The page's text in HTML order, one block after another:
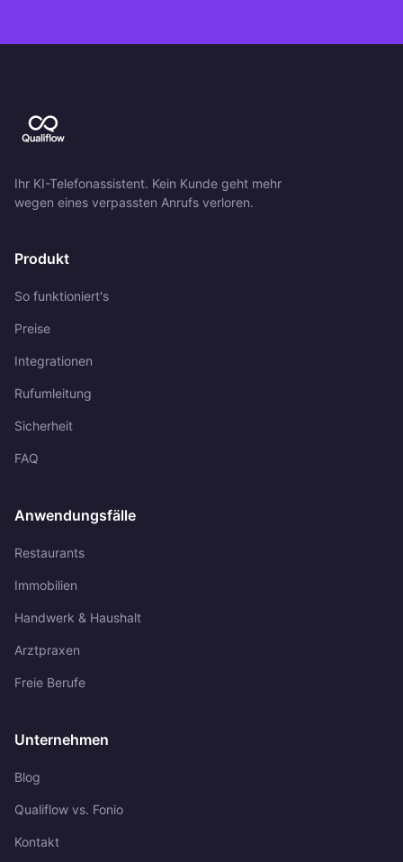
Ihr KI-Telefonassistent. Kein Kunde geht mehr
wegen eines verpassten Anrufs verloren.
Produkt
So funktioniert's
Preise
Integrationen
Rufumleitung
Sicherheit
FAQ
Anwendungsfälle
Restaurants
Immobilien
Handwerk & Haushalt
Arztpraxen
Freie Berufe
Unternehmen
Blog
Qualiflow vs. Fonio
Kontakt